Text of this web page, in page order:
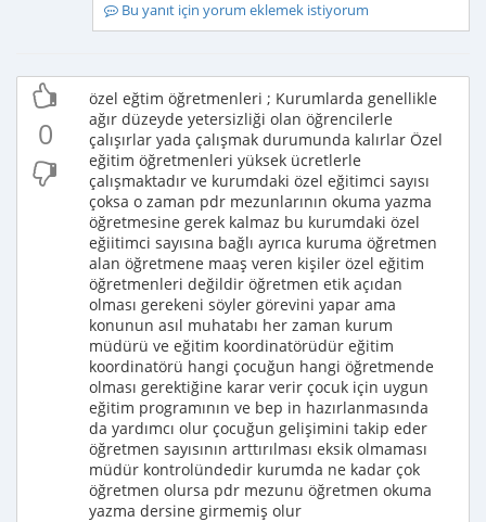
Bu yanıt için yorum eklemek istiyorum
0
özel eğtim öğretmenleri ; Kurumlarda genellikle
ağır düzeyde yetersizliği olan öğrencilerle
çalışırlar yada çalışmak durumunda kalırlar Özel
eğitim öğretmenleri yüksek ücretlerle
çalışmaktadır ve kurumdaki özel eğitimci sayısı
çoksa o zaman pdr mezunlarının okuma yazma
öğretmesine gerek kalmaz bu kurumdaki özel
eğiitimci sayısına bağlı ayrıca kuruma öğretmen
alan öğretmene maaş veren kişiler özel eğitim
öğretmenleri değildir öğretmen etik açıdan
olması gerekeni söyler görevini yapar ama
konunun asıl muhatabı her zaman kurum
müdürü ve eğitim koordinatörüdür eğitim
koordinatörü hangi çocuğun hangi öğretmende
olması gerektiğine karar verir çocuk için uygun
eğitim programının ve bep in hazırlanmasında
da yardımcı olur çocuğun gelişimini takip eder
öğretmen sayısının arttırılması eksik olmaması
müdür kontrolündedir kurumda ne kadar çok
öğretmen olursa pdr mezunu öğretmen okuma
yazma dersine girmemiş olur